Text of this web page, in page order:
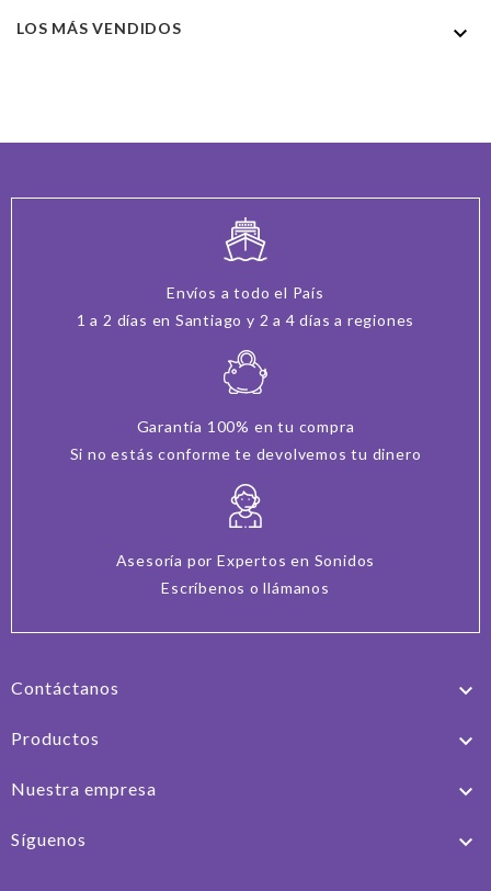
LOS MÁS VENDIDOS 
Envíos a todo el País
1 a 2 días en Santiago y 2 a 4 días a regiones
Garantía 100% en tu compra
Si no estás conforme te devolvemos tu dinero
Asesoría por Expertos en Sonidos
Escríbenos o llámanos
Contáctanos 
Productos 
Nuestra empresa 
Síguenos 